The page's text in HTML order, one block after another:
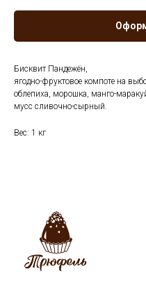
Бисквит Пандежён,
ягодно-фруктовое компоте на
облепиха, морошка, манго-
мусс сливочно-сырный.
Вес: 1 кг